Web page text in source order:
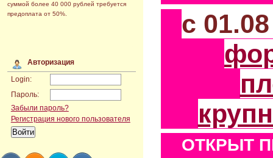
суммой более 40 000 рублей требуется
предоплата от 50%.
Авторизация
Login:
Пароль:
Забыли пароль?
Регистрация нового пользователя
с
ОТКРЫТ